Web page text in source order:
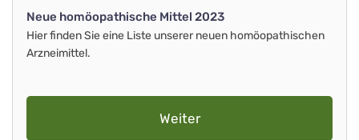
Neue homöopathische Mittel 2023
Hier finden Sie eine Liste unserer neuen homöopathischen
Arzneimittel.
Weiter